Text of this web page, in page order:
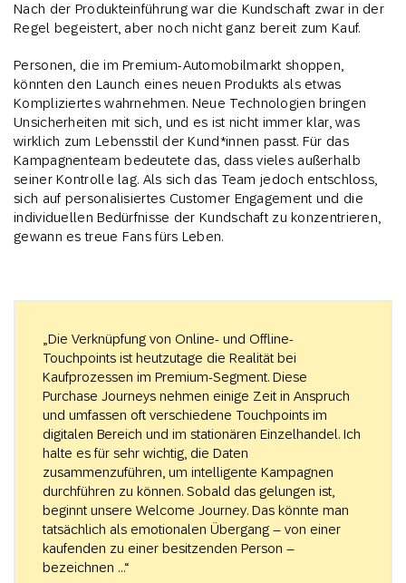
Nach der Produkteinführung war die Kundschaft zwar in der
Regel begeistert, aber noch nicht ganz bereit zum Kauf.
Personen, die im Premium-Automobilmarkt shoppen,
könnten den Launch eines neuen Produkts als etwas
Kompliziertes wahrnehmen. Neue Technologien bringen
Unsicherheiten mit sich, und es ist nicht immer klar, was
wirklich zum Lebensstil der Kund*innen passt. Für das
Kampagnenteam bedeutete das, dass vieles außerhalb
seiner Kontrolle lag. Als sich das Team jedoch entschloss,
sich auf personalisiertes Customer Engagement und die
individuellen Bedürfnisse der Kundschaft zu konzentrieren,
gewann es treue Fans fürs Leben.
„Die Verknüpfung von Online- und Offline-
Touchpoints ist heutzutage die Realität bei
Kaufprozessen im Premium-Segment. Diese
Purchase Journeys nehmen einige Zeit in Anspruch
und umfassen oft verschiedene Touchpoints im
digitalen Bereich und im stationären Einzelhandel. Ich
halte es für sehr wichtig, die Daten
zusammenzuführen, um intelligente Kampagnen
durchführen zu können. Sobald das gelungen ist,
beginnt unsere Welcome Journey. Das könnte man
tatsächlich als emotionalen Übergang – von einer
kaufenden zu einer besitzenden Person –
bezeichnen …“